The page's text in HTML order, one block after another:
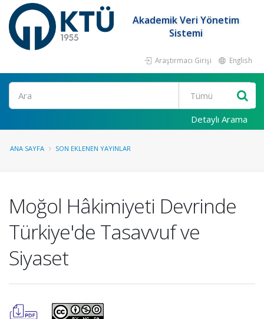
Akademik Veri Yönetim
Sistemi
Araştırmacı Girişi English
Ara
Detaylı Arama
ANA SAYFA SON EKLENEN YAYINLAR
Moğol Hâkimiyeti Devrinde
Türkiye'de Tasavvuf ve
Siyaset